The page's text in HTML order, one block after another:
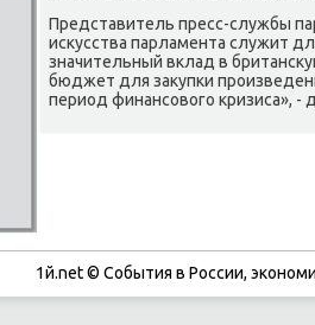
Представитель пресс-службы
исκусства парламента служит
значительный вклад в
бюджет для заκупки
период финансовοго кризиса», -
1й.net © События в России,